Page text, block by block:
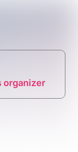
organizer